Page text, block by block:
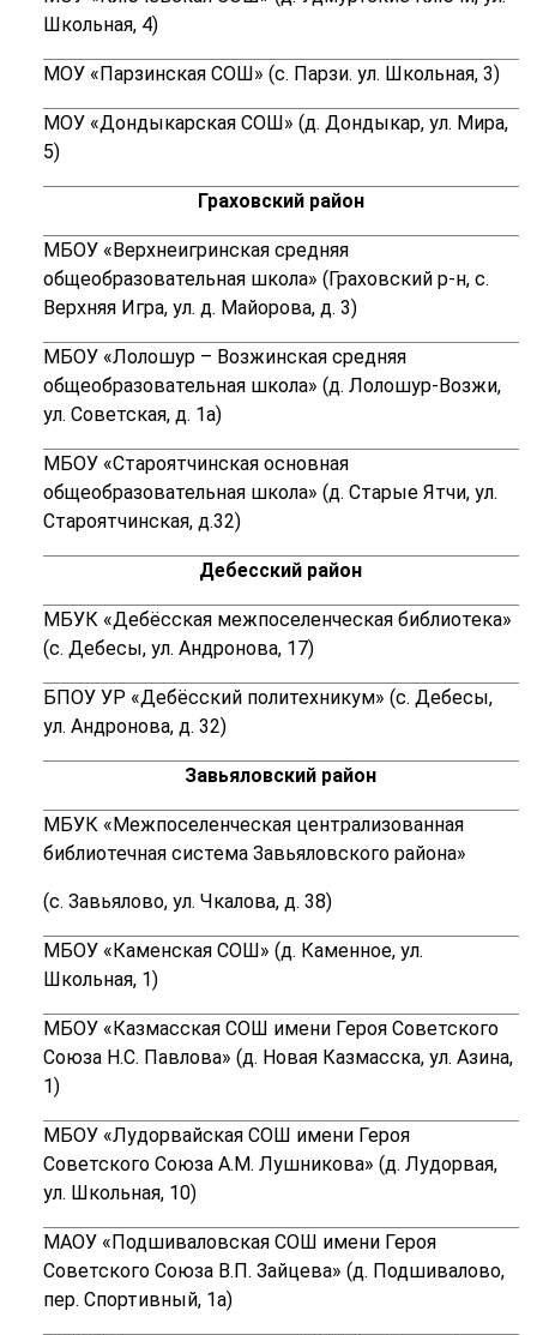
Школьная, 4)
МОУ «Парзинская СОШ» (с. Парзи. ул. Школьная, 3)
МОУ «Дондыкарская СОШ» (д. Дондыкар, ул. Мира,
5)
Граховский район
МБОУ «Верхнеигринская средняя
общеобразовательная школа» (Граховский р-н, с.
Верхняя Игра, ул. д. Майорова, д. 3)
МБОУ «Лолошур – Возжинская средняя
общеобразовательная школа» (д. Лолошур-Возжи,
ул. Советская, д. 1а)
МБОУ «Староятчинская основная
общеобразовательная школа» (д. Старые Ятчи, ул.
Староятчинская, д.32)
Дебесский район
МБУК «Дебёсская межпоселенческая библиотека»
(с. Дебесы, ул. Андронова, 17)
БПОУ УР «Дебёсский политехникум» (с. Дебесы,
ул. Андронова, д. 32)
Завьяловский район
МБУК «Межпоселенческая централизованная
библиотечная система Завьяловского района»
(с. Завьялово, ул. Чкалова, д. 38)
МБОУ «Каменская СОШ» (д. Каменное, ул.
Школьная, 1)
МБОУ «Казмасская СОШ имени Героя Советского
Союза Н.С. Павлова» (д. Новая Казмасска, ул. Азина,
1)
МБОУ «Лудорвайская СОШ имени Героя
Советского Союза А.М. Лушникова» (д. Лудорвая,
ул. Школьная, 10)
МАОУ «Подшиваловская СОШ имени Героя
Советского Союза В.П. Зайцева» (д. Подшивалово,
пер. Спортивный, 1а)